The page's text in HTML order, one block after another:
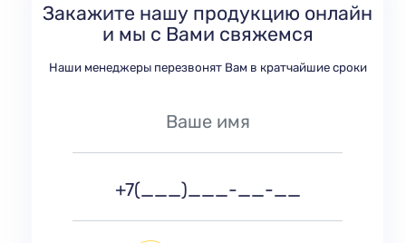
Закажите нашу продукцию онлайн
и мы с Вами свяжемся
Наши менеджеры перезвонят Вам в кратчайшие сроки